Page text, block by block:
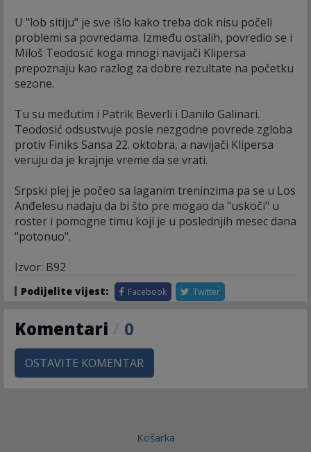
U "lob sitiju" je sve išlo kako treba dok nisu počeli
problemi sa povredama. Između ostalih, povredio se i
Miloš Teodosić koga mnogi navijači Klipersa
prepoznaju kao razlog za dobre rezultate na početku
sezone.
Tu su međutim i Patrik Beverli i Danilo Galinari.
Teodosić odsustvuje posle nezgodne povrede zgloba
protiv Finiks Sansa 22. oktobra, a navijači Klipersa
veruju da je krajnje vreme da se vrati.
Srpski plej je počeo sa laganim treninzima pa se u Los
Anđelesu nadaju da bi što pre mogao da "uskoči" u
roster i pomogne timu koji je u poslednjih mesec dana
"potonuo".
Izvor: B92
Podijelite vijest: Facebook Twitter
Komentari 0
OSTAVITE KOMENTAR
Košarka